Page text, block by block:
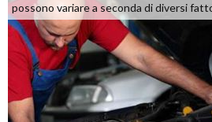
possono variare a seconda di diversi